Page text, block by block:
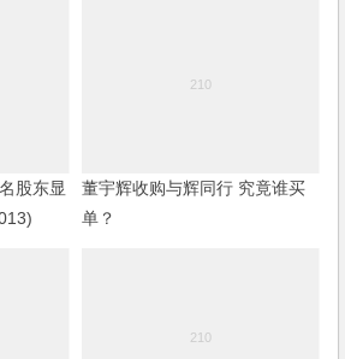
股东显
董宇辉收购与辉同行 究竟谁买
单？